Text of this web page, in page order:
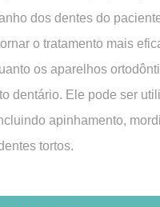
dos dentes do
o tratamento mais
os aparelhos
dentário. Ele pode ser
apinhamento,
tortos.